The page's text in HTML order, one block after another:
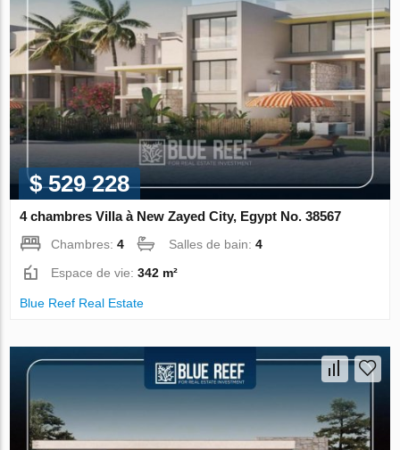
$ 529 228
4 chambres Villa à New Zayed City, Egypt No. 38567
Chambres:4 Salles de bain:4
Espace de vie:342 m²
Blue Reef Real Estate